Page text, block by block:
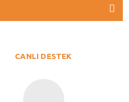
CANLI DESTEK